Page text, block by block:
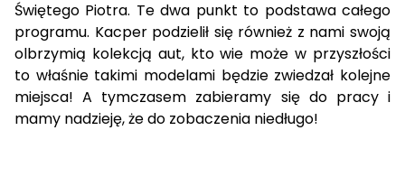
Świętego Piotra. Te dwa punkt to podstawa całego
programu. Kacper podzielił się również z nami swoją
olbrzymią kolekcją aut, kto wie może w przyszłości
to właśnie takimi modelami będzie zwiedzał kolejne
miejsca! A tymczasem zabieramy się do pracy i
mamy nadzieję, że do zobaczenia niedługo!